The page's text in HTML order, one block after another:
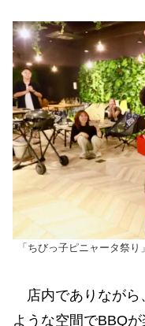
「ちびっ子ピニャータ祭
店内でありながら
ような空間でBBQ